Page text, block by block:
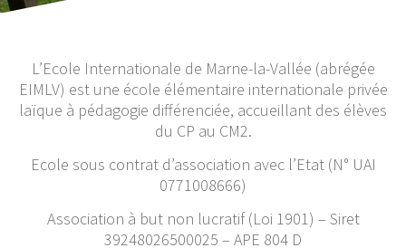
L’Ecole Internationale de Marne-la-Vallée (abrégée
EIMLV) est une école élémentaire internationale privée
laïque à pédagogie différenciée, accueillant des élèves
du CP au CM2.
Ecole sous contrat d’association avec l’Etat (N° UAI
0771008666)
Association à but non lucratif (Loi 1901) – Siret
39248026500025 – APE 804 D